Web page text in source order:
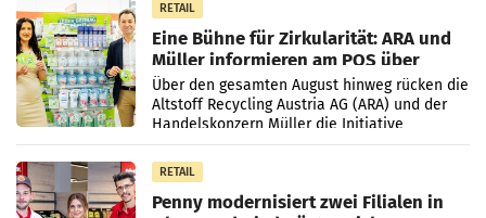
RETAIL
Eine Bühne für Zirkularität: ARA und
Müller informieren am POS über
Kreislauffähigkeit
Über den gesamten August hinweg rücken die
Altstoff Recycling Austria AG (ARA) und der
Handelskonzern Müller die Initiative
„Kreislauf-Helden“ in allen österreichischen
Müller-Filialen
RETAIL
Penny modernisiert zwei Filialen in